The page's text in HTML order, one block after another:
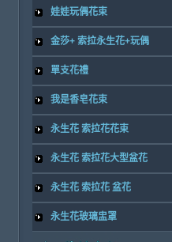
娃娃玩偶花束
金莎+ 索拉永生花+玩偶
單支花禮
我是香皂花束
永生花 索拉花花束
永生花 索拉花大型盆花
永生花 索拉花 盆花
永生花玻璃盅罩